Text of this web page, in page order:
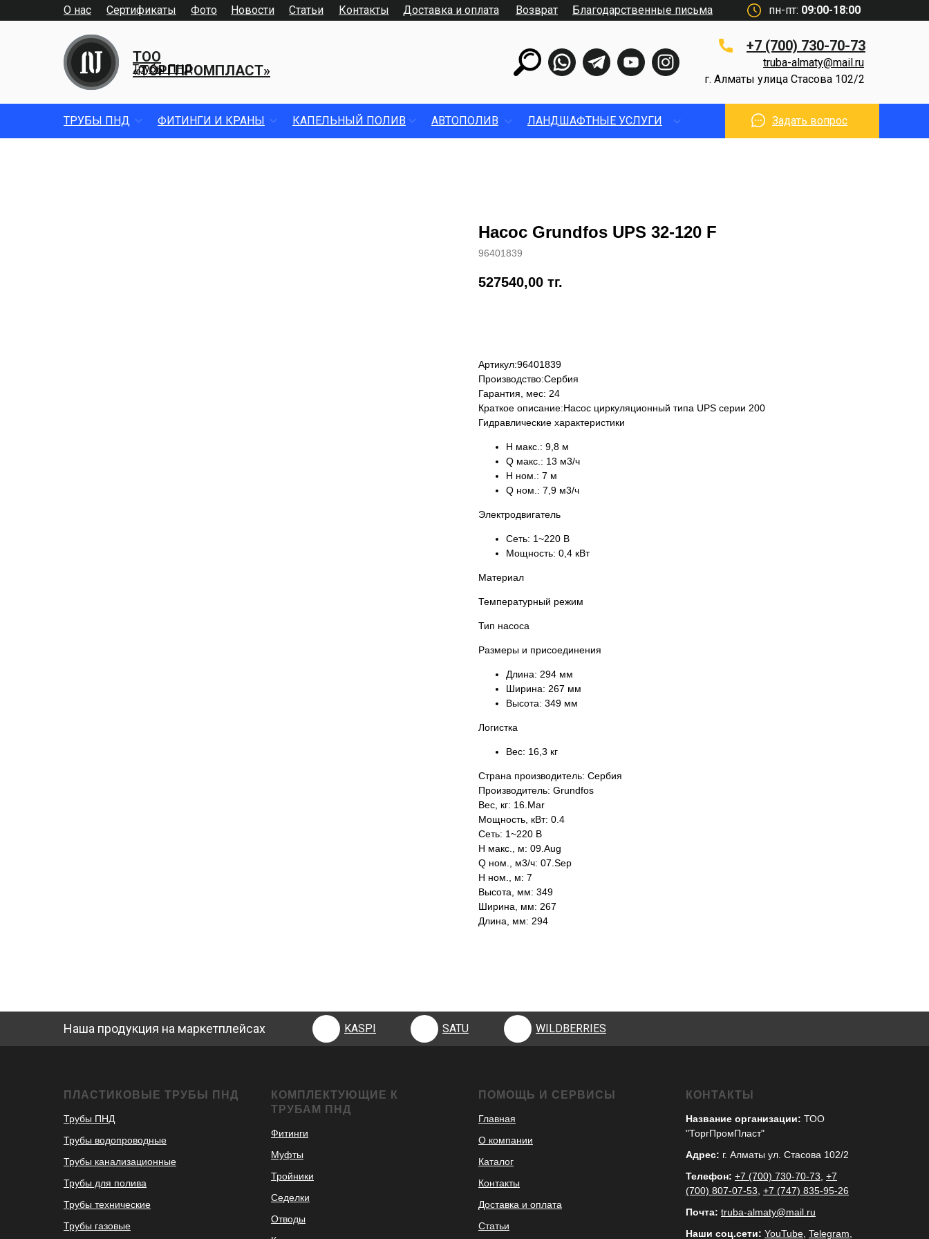
О нас Доставка и оплата
Контакты
Фото
Сертификаты Новости Статьи пн-пт: 09:00-18:00
ТОО
«ТОРГПРОМПЛАСТ»
Трубы ПНД
+7 (700) 730-70-73
г. Алматы улица Стасова 102/2
truba-almaty@mail.ru
Возврат Благодарственные письма
ТРУБЫ ПНД ФИТИНГИ И КРАНЫ КАПЕЛЬНЫЙ ПОЛИВ АВТОПОЛИВ ЛАНДШАФТНЫЕ УСЛУГИ Задать вопрос
Насос Grundfos UPS 32-120 F
96401839
527540,00 тг.
Артикул:96401839
Производство:Сербия
Гарантия, мес: 24
Краткое описание:Насос циркуляционный типа UPS серии 200
Гидравлические характеристики
H макс.: 9,8 м
Q макс.: 13 м3/ч
H ном.: 7 м
Q ном.: 7,9 м3/ч
Электродвигатель
Сеть: 1~220 В
Мощность: 0,4 кВт
Материал
Температурный режим
Тип насоса
Размеры и присоединения
Длина: 294 мм
Ширина: 267 мм
Высота: 349 мм
Логистка
Вес: 16,3 кг
Страна производитель: Сербия
Производитель: Grundfos
Вес, кг: 16.Mar
Мощность, кВт: 0.4
Сеть: 1~220 В
H макс., м: 09.Aug
Q ном., м3/ч: 07.Sep
H ном., м: 7
Высота, мм: 349
Ширина, мм: 267
Длина, мм: 294
Наша продукция на маркетплейсах KASPI SATU WILDBERRIES
ПЛАСТИКОВЫЕ ТРУБЫ ПНД
Трубы ПНД
Трубы водопроводные
Трубы канализационные
Трубы для полива
Трубы технические
Трубы газовые
КОМПЛЕКТУЮЩИЕ К
ТРУБАМ ПНД
Фитинги
Муфты
Тройники
Седелки
Отводы
ПОМОЩЬ И СЕРВИСЫ
Главная
О компании
Каталог
Контакты
Доставка и оплата
Статьи
КОНТАКТЫ
Название организации: ТОО
"ТоргПромПласт"
Адрес: г. Алматы ул. Стасова 102/2
Телефон: +7 (700) 730-70-73 +7
(700) 807-07-53 +7 (747) 835-95-26
Почта: truba-almaty@mail.ru
Наши соц.сети: YouTube Telegram